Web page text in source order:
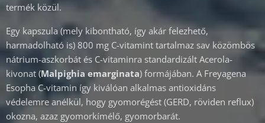
termék közül.
Egy kapszula (mely kibontható, így akár felezhető,
harmadolható is) 800 mg C-vitamint tartalmaz sav közömbös
nátrium-aszkorbát és C-vitaminra standardizált Acerola-
kivonat (Malpighia emarginata) formájában. A Freyagena
Esopha C-vitamin így kiválóan alkalmas antioxidáns
védelemre anélkül, hogy gyomorégést (GERD, röviden reflux)
okozna, azaz gyomorkímélő, gyomorbarát.